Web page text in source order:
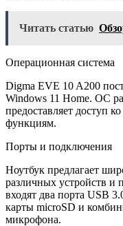
Читать статью
Операционная система
Digma EVE 10 A200
Windows 11 Home. ОС
предоставляет доступ
функциям.
Порты и подключения
Ноутбук предлагает
различных устройств и
входят два порта USB
карты microSD и
микрофона.